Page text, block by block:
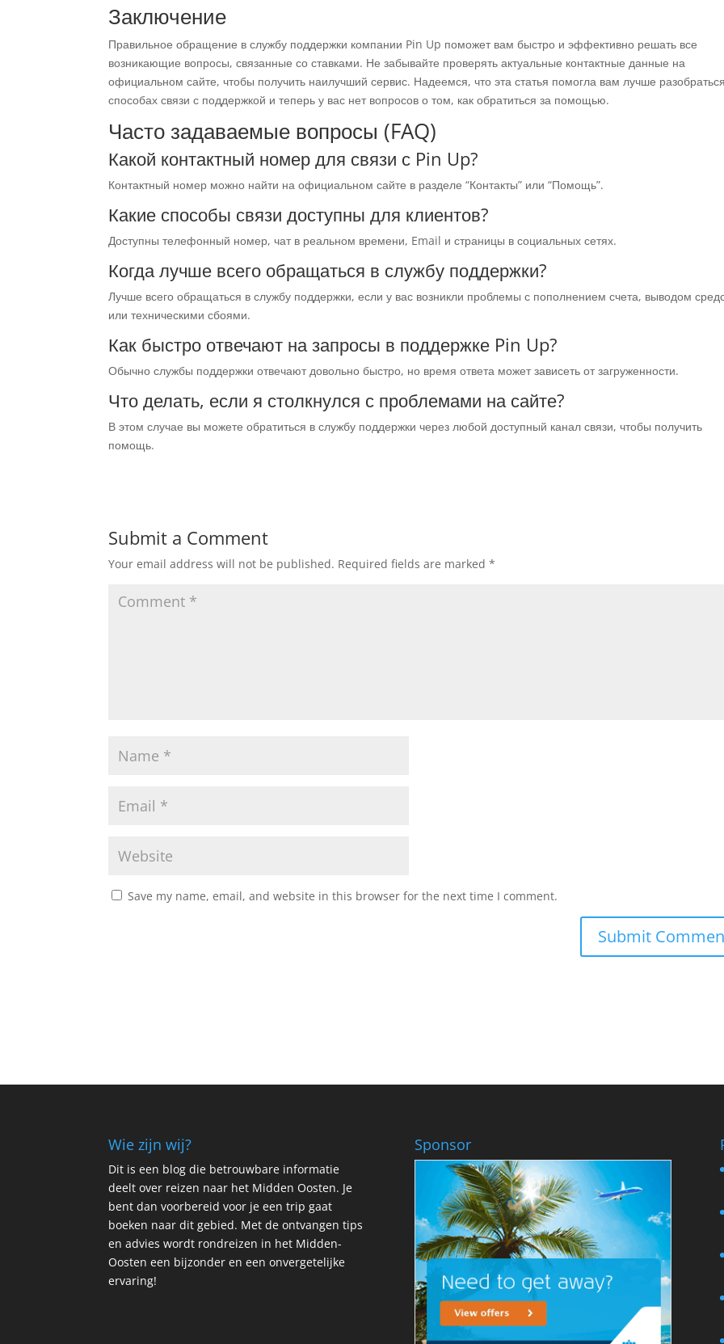
Заключение
Правильное обращение в службу поддержки компании Pin Up поможет вам быстро и эффективно решать все
возникающие вопросы, связанные со ставками. Не забывайте проверять актуальные контактные данные на
официальном сайте, чтобы получить наилучший сервис. Надеемся, что эта статья помогла вам лучше
способах связи с поддержкой и теперь у вас нет вопросов о том, как обратиться за помощью.
Часто задаваемые вопросы (FAQ)
Какой контактный номер для связи с Pin Up?
Контактный номер можно найти на официальном сайте в разделе “Контакты” или “Помощь”.
Какие способы связи доступны для клиентов?
Доступны телефонный номер, чат в реальном времени, Email и страницы в социальных сетях.
Когда лучше всего обращаться в службу поддержки?
Лучше всего обращаться в службу поддержки, если у вас возникли проблемы с пополнением счета, выводом
или техническими сбоями.
Как быстро отвечают на запросы в поддержке Pin Up?
Обычно службы поддержки отвечают довольно быстро, но время ответа может зависеть от загруженности.
Что делать, если я столкнулся с проблемами на сайте?
В этом случае вы можете обратиться в службу поддержки через любой доступный канал связи, чтобы получить
помощь.
Submit a Comment
Your email address will not be published. Required fields are marked*
Save my name, email, and website in this browser for the next time I comment.
Wie zijn wij?
Dit is een blog die betrouwbare informatie
deelt over reizen naar het Midden Oosten. Je
bent dan voorbereid voor je een trip gaat
boeken naar dit gebied. Met de ontvangen tips
en advies wordt rondreizen in het Midden-
Oosten een bijzonder en een onvergetelijke
ervaring!
Sponsor